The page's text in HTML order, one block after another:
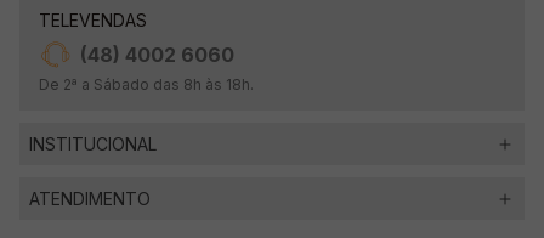
TELEVENDAS
(48) 4002 6060
De 2ª a Sábado das 8h às 18h.
INSTITUCIONAL
ATENDIMENTO